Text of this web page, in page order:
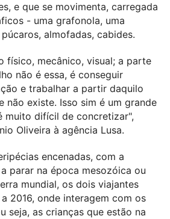
e que se movimenta, carregada
- uma grafonola, uma
almofadas, cabides.
físico, mecânico, visual; a parte
não é essa, é conseguir
e trabalhar a partir daquilo
não existe. Isso sim é um grande
muito difícil de concretizar",
Oliveira à agência Lusa.
encenadas, com a
parar na época mesozóica ou
mundial, os dois viajantes
2016, onde interagem com os
seja, as crianças que estão na